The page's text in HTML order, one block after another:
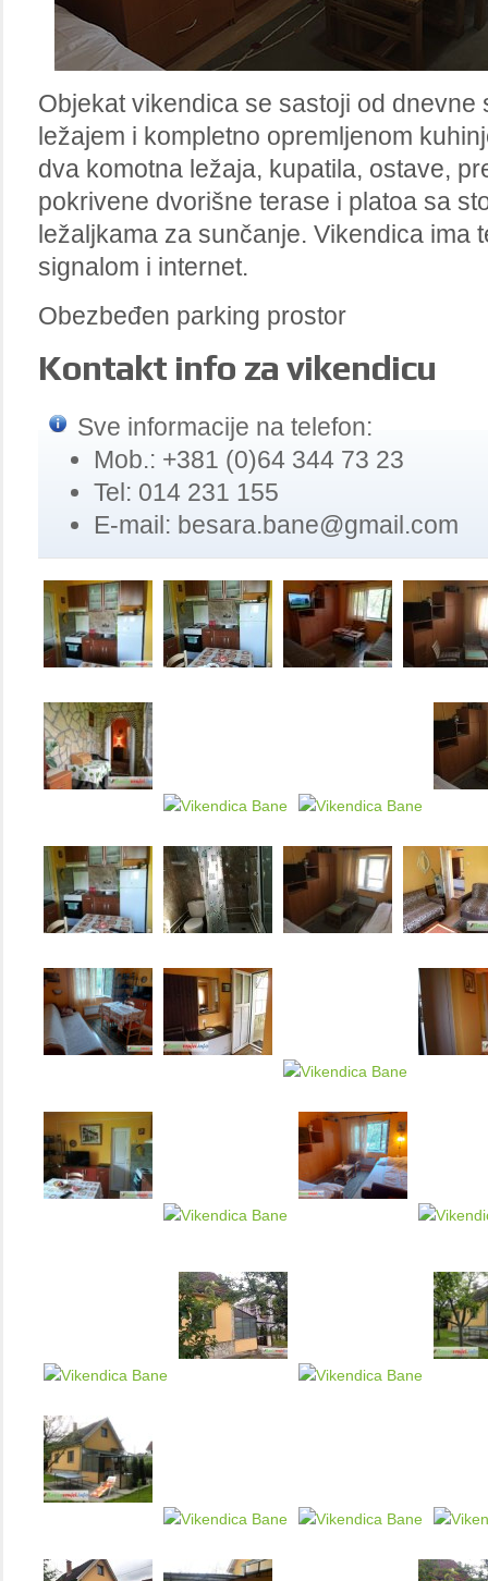
Objekat vikendica se sastoji od dnevne
ležajem i kompletno opremljenom
dva komotna ležaja, kupatila, ostave,
pokrivene dvorišne terase i platoa sa
ležaljkama za sunčanje. Vikendica ima
signalom i internet.
Obezbeđen parking prostor
Kontakt info za vikendicu
Sve informacije na telefon:
Mob.: +381 (0)64 344 73 23
Tel: 014 231 155
E-mail: besara.bane@gmail.com